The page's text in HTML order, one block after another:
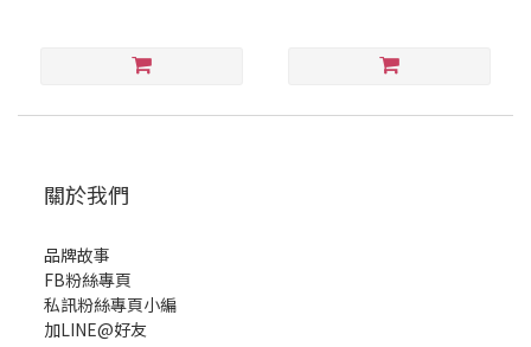
關於我們
品牌故事
FB粉絲專頁
私訊粉絲專頁小編
加LINE@好友